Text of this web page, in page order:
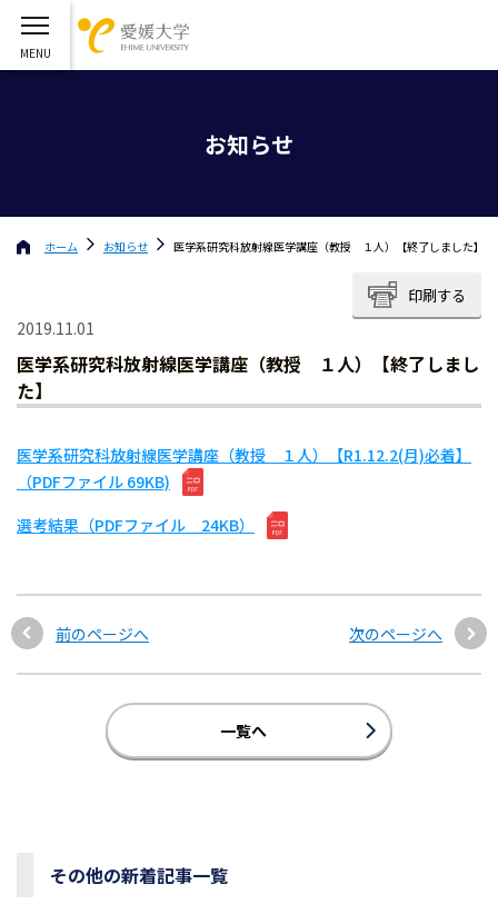
お知らせ
ホーム お知らせ 医学系研究科放射線医学講座（教授 １人）【終了しました】
印刷する
2019.11.01
医学系研究科放射線医学講座（教授 １人）【終了しまし
た】
医学系研究科放射線医学講座（教授 １人）【R1.12.2(月)必着】
（PDFファイル 69KB)
選考結果（PDFファイル 24KB）
前のページへ 次のページへ
一覧へ
その他の新着記事一覧